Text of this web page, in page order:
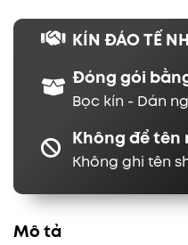
KÍN ĐÁO TẾ
Đóng gói
Bọc kín - Dán
Không để tên
Không ghi tên
Mô tả